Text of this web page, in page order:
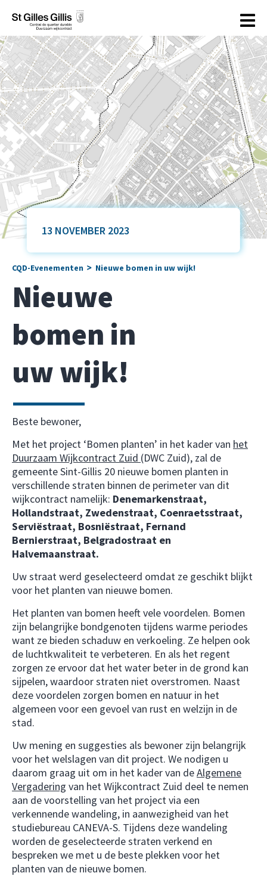
inhoud
13 NOVEMBER 2023
CQD-Evenementen > Nieuwe bomen in uw wijk!
Nieuwe
bomen in
uw wijk!
Beste bewoner,
Met het project ‘Bomen planten’ in het kader van het
Duurzaam Wijkcontract Zuid (DWC Zuid), zal de
gemeente Sint-Gillis 20 nieuwe bomen planten in
verschillende straten binnen de perimeter van dit
wijkcontract namelijk: Denemarkenstraat,
Hollandstraat, Zwedenstraat, Coenraetsstraat,
Serviëstraat, Bosniëstraat, Fernand
Bernierstraat, Belgradostraat en
Halvemaanstraat.
Uw straat werd geselecteerd omdat ze geschikt blijkt
voor het planten van nieuwe bomen.
Het planten van bomen heeft vele voordelen. Bomen
zijn belangrijke bondgenoten tijdens warme periodes
want ze bieden schaduw en verkoeling. Ze helpen ook
de luchtkwaliteit te verbeteren. En als het regent
zorgen ze ervoor dat het water beter in de grond kan
sijpelen, waardoor straten niet overstromen. Naast
deze voordelen zorgen bomen en natuur in het
algemeen voor een gevoel van rust en welzijn in de
stad.
Uw mening en suggesties als bewoner zijn belangrijk
voor het welslagen van dit project. We nodigen u
daarom graag uit om in het kader van deAlgemene
Vergadering van het Wijkcontract Zuid deel te nemen
aan de voorstelling van het project via een
verkennende wandeling, in aanwezigheid van het
studiebureau CANEVA-S. Tijdens deze wandeling
worden de geselecteerde straten verkend en
bespreken we met u de beste plekken voor het
planten van de nieuwe bomen.